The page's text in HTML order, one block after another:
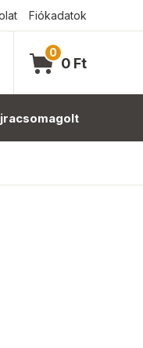
Fiókadatok
0
0 Ft